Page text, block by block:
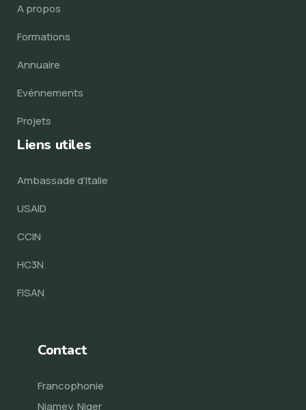
A propos
Formations
Annuaire
Evénnements
Projets
Liens utiles
Ambassade d’Italie
USAID
CCIN
HC3N
FISAN
Contact
Francophonie
Niamey, Niger